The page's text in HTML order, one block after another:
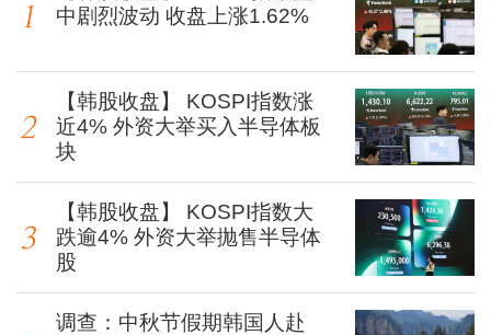
中剧烈波动 收盘上涨1.62%
【韩股收盘】 KOSPI指数涨
近4% 外资大举买入半导体板
块
【韩股收盘】 KOSPI指数大
跌逾4% 外资大举抛售半导体
股
调查：中秋节假期韩国人赴